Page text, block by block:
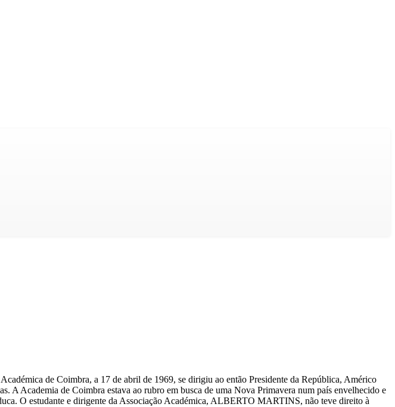
de Coimbra, a 17 de abril de 1969, se dirigiu ao então Presidente da República, Américo
A Academia de Coimbra estava ao rubro em busca de uma Nova Primavera num país envelhecido e
O estudante e dirigente da Associação Académica, ALBERTO MARTINS, não teve direito à